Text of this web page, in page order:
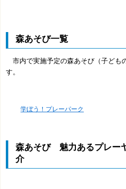
森あそび一覧
市内で実施予定の森あそび（子ども
す。
学ぼう！プレーパーク
森あそび 魅力あるプレー
介